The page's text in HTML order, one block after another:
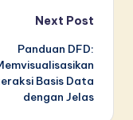
Next Post
Panduan DFD:
Basis Data
dengan Jelas